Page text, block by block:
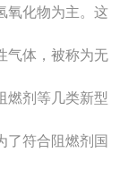
氧化物为主。这
气体，被称为无
燃剂等几类新型
了符合阻燃剂国